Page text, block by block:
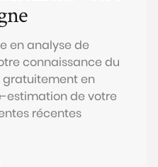
en analyse de
connaissance du
gratuitement en
estimation de votre
récentes